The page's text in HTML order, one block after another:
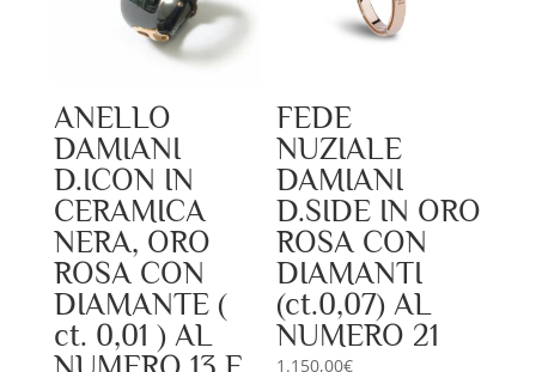
ANELLO
DAMIANI
D.ICON IN
CERAMICA
NERA, ORO
ROSA CON
DIAMANTE (
ct. 0,01 ) AL
FEDE
NUZIALE
DAMIANI
D.SIDE IN ORO
ROSA CON
DIAMANTI
(ct.0,07) AL
NUMERO 21
1.150,00€